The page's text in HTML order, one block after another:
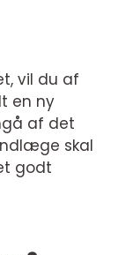
vil du af
en ny
af det
skal
godt